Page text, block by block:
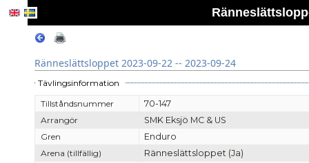
Ränneslättsloppet 2023-09-22 -- 2023-09-24
Tävlingsinformation
Tillståndsnummer
70-147
Arrangör
SMK Eksjö MC & US
Gren
Enduro
Arena (tillfällig)
Ränneslättsloppet (Ja)